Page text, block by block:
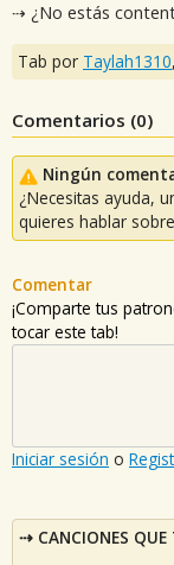
⇢ ¿No estás
Tab por Taylah1310,
Comentarios (0)
Ningún
¿Necesitas ayuda,
quieres hablar
Comentar
¡Comparte tus
tocar este tab!
Iniciar sesión o
CANCIONES QUE